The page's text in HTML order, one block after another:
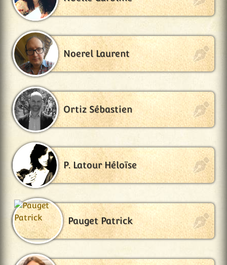
Noerel Laurent
Ortiz Sébastien
P. Latour Héloïse
Pauget Patrick